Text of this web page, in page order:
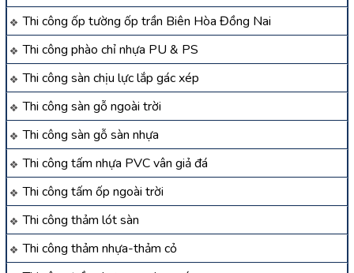
Thi công ốp tường ốp trần Biên Hòa Đồng Nai
Thi công phào chỉ nhựa PU & PS
Thi công sàn chịu lực lắp gác xép
Thi công sàn gỗ ngoài trời
Thi công sàn gỗ sàn nhựa
Thi công tấm nhựa PVC vân giả đá
Thi công tấm ốp ngoài trời
Thi công thảm lót sàn
Thi công thảm nhựa-thảm cỏ